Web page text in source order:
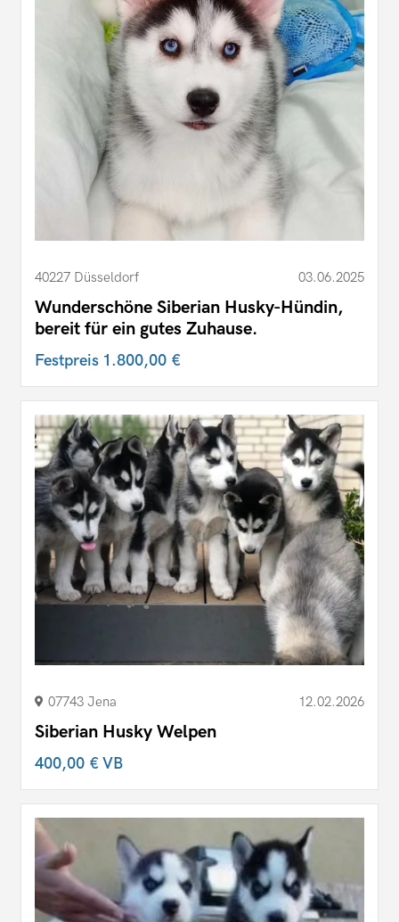
40227 Düsseldorf 03.06.2025
Wunderschöne Siberian Husky-Hündin,
bereit für ein gutes Zuhause.
Festpreis 1.800,00 €
07743 Jena 12.02.2026
Siberian Husky Welpen
400,00 €VB